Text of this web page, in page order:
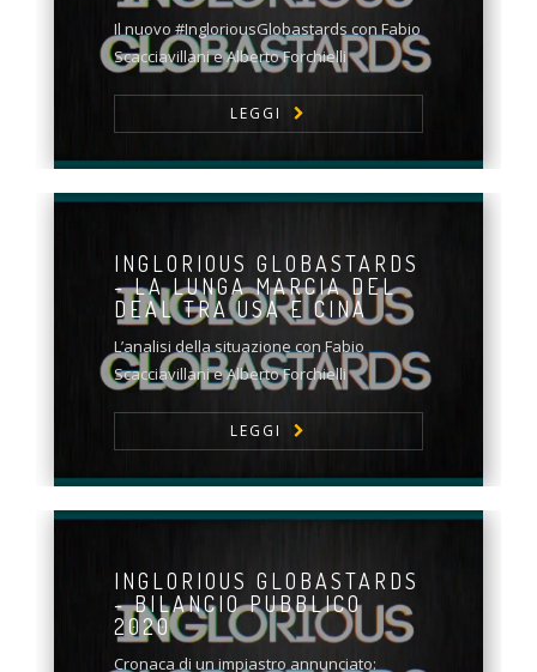
Il nuovo #IngloriousGlobastards con Fabio
Scacciavillani e Alberto Forchielli
LEGGI
INGLORIOUS GLOBASTARDS
- LA LUNGA MARCIA DEL
DEAL TRA USA E CINA
L’analisi della situazione con Fabio
Scacciavillani e Alberto Forchielli
LEGGI
INGLORIOUS GLOBASTARDS
- BILANCIO PUBBLICO
2020
Cronaca di un impiastro annunciato: